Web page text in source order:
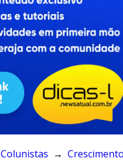
Contato
RSS
Colunistas →